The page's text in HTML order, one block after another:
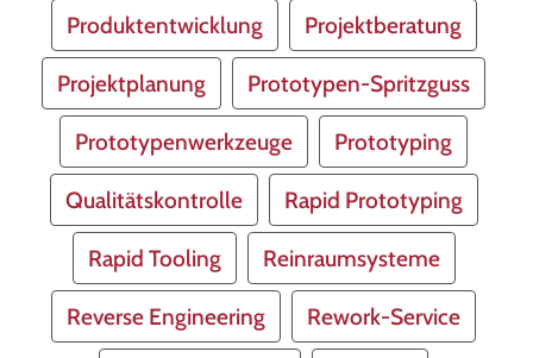
Produktentwicklung Projektberatung
Projektplanung Prototypen-Spritzguss
Prototypenwerkzeuge Prototyping
Qualitätskontrolle Rapid Prototyping
Rapid Tooling Reinraumsysteme
Reverse Engineering Rework-Service